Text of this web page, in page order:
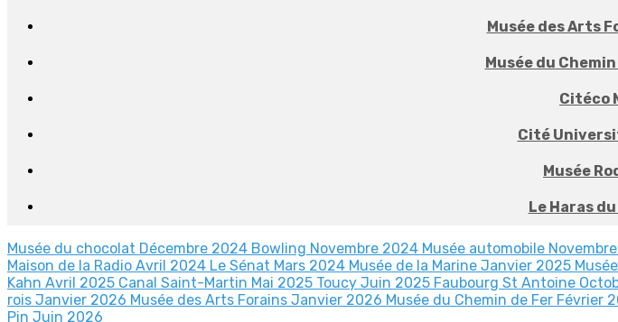
Musée des Arts
Musée du
Citéco
Cité
Musée
Le Haras
Musée du chocolat Décembre 2024 Bowling Novembre 2024 Musée automobile
Maison de la Radio Avril 2024 Le Sénat Mars 2024 Musée de la Marine Janvier 2025
Kahn Avril 2025 Canal Saint-Martin Mai 2025 Toucy Juin 2025 Faubourg St Antoine
rois Janvier 2026 Musée des Arts Forains Janvier 2026 Musée du Chemin de Fer Février
Pin Juin 2026